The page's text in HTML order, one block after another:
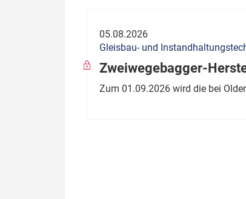
05.08.2026
Gleisbau- und
Zweiwegebagger-
Zum 01.09.2026 wird die bei